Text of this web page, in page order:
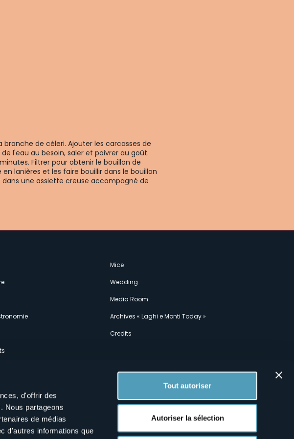
d'offrir des
Nous partageons
de médias
d'autres informations que
Tout autoriser
Autoriser la sélection
de céleri. Ajouter les carcasses de
l'eau au besoin, saler et poivrer au goût.
Filtrer pour obtenir le bouillon de
lanières et les faire bouillir dans le bouillon
une assiette creuse accompagné de
Mice
Wedding
Media Room
Archives « Laghi e Monti Today »
Credits
sur nos réseaux sociaux